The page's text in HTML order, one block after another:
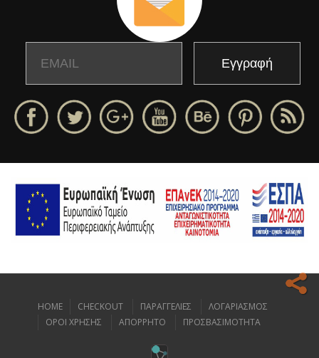
Ο ιστοχώρος μας κάνει χρήση cookies για να σας προσφέρει την
HOME CHECKOUT ΠΑΡΑΓΓΕΛΙΕΣ
ΛΟΓΑΡΙΑΣΜΟΣ
ΟΡΟΙ ΧΡΗΣΗΣ
ΑΠΟΡΡΗΤΟ ΠΡΟΣΒΑΣΙΜΟΤΗΤΑ